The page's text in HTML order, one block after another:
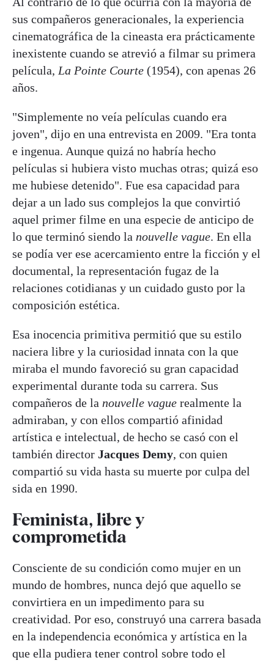
sus compañeros generacionales, la experiencia
cinematográfica de la cineasta era prácticamente
inexistente cuando se atrevió a filmar su primera
película, La Pointe Courte (1954), con apenas 26
años.
"Simplemente no veía películas cuando era
joven", dijo en una entrevista en 2009. "Era tonta
e ingenua. Aunque quizá no habría hecho
películas si hubiera visto muchas otras; quizá eso
me hubiese detenido". Fue esa capacidad para
dejar a un lado sus complejos la que convirtió
aquel primer filme en una especie de anticipo de
lo que terminó siendo la nouvelle vague. En ella
se podía ver ese acercamiento entre la ficción y el
documental, la representación fugaz de la
relaciones cotidianas y un cuidado gusto por la
composición estética.
Esa inocencia primitiva permitió que su estilo
naciera libre y la curiosidad innata con la que
miraba el mundo favoreció su gran capacidad
experimental durante toda su carrera. Sus
compañeros de la nouvelle vague realmente la
admiraban, y con ellos compartió afinidad
artística e intelectual, de hecho se casó con el
también director Jacques Demy, con quien
compartió su vida hasta su muerte por culpa del
sida en 1990.
Feminista, libre y
comprometida
Consciente de su condición como mujer en un
mundo de hombres, nunca dejó que aquello se
convirtiera en un impedimento para su
creatividad. Por eso, construyó una carrera basada
en la independencia económica y artística en la
que ella pudiera tener control sobre todo el